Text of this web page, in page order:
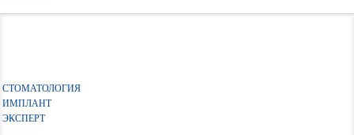
СТОМАТОЛОГИЯ
ИМПЛАНТ
ЭКСПЕРТ